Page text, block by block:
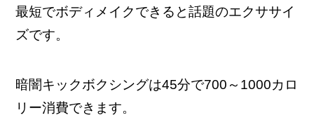
最短でボディメイクできると話題のエクササイ
ズです。
暗闇キックボクシングは45分で700～1000カロ
リー消費できます。